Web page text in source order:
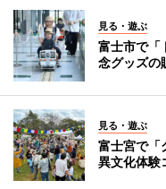
見る・遊ぶ
富士市で「
念グッズの
見る・遊ぶ
富士宮で「
異文化体験